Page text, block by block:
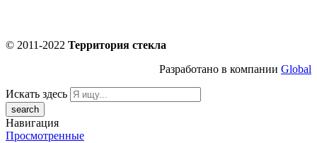
© 2011-2022 Территория стекла
Разработано в компании Global
Искать здесь
Навигация
Просмотренные